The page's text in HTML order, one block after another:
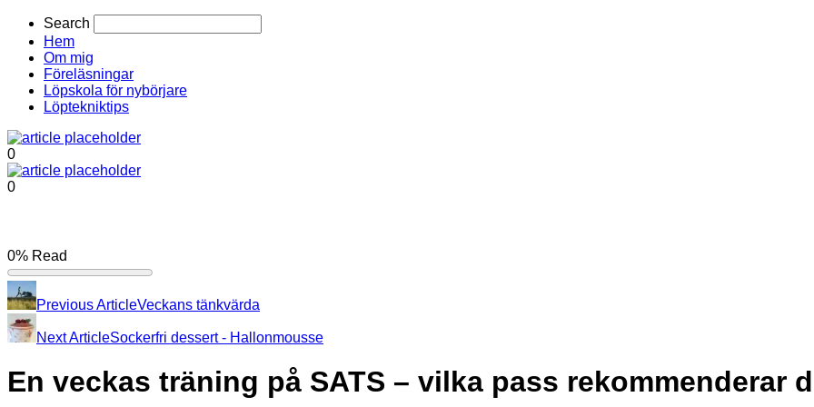
Search
Hem
Om mig
Föreläsningar
Löpskola för nybörjare
Löptekniktips
0
0
0% Read
Previous ArticleVeckans tänkvärda
Next ArticleSockerfri dessert - Hallonmousse
En veckas träning på SATS – vilka pass rekommenderar